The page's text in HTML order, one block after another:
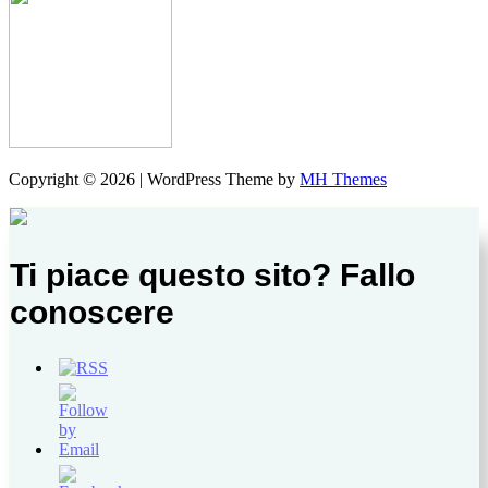
Copyright © 2026 | WordPress Theme by MH Themes
Ti piace questo sito? Fallo
conoscere